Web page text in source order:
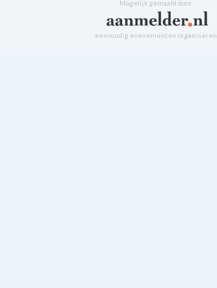
Mogelijk gemaakt door
eenvoudig evenementen organiseren